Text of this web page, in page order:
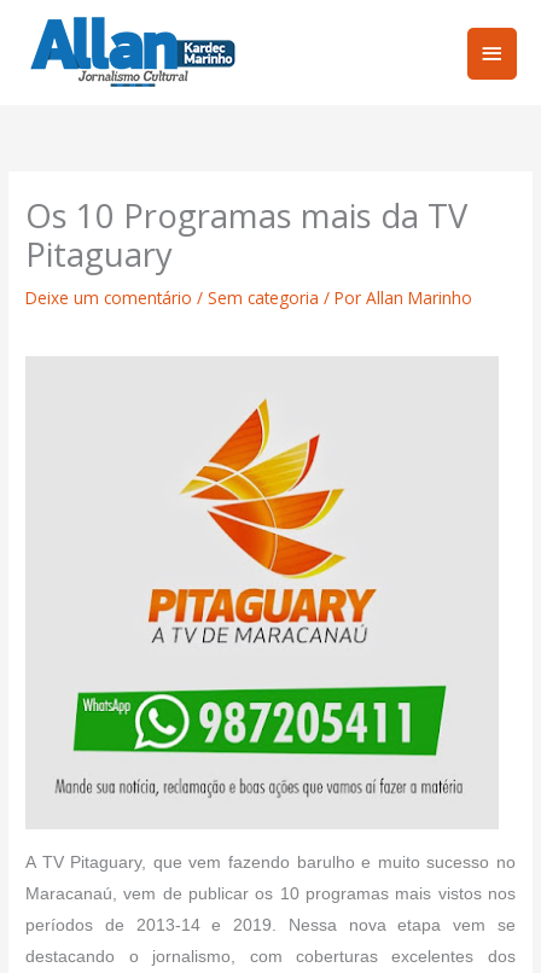
Os 10 Programas mais da TV
Pitaguary
Deixe um comentário /Sem categoria / PorAllan Marinho
A TV Pitaguary, que vem fazendo barulho e muito sucesso no
Maracanaú, vem de publicar os 10 programas mais vistos nos
períodos de 2013-14 e 2019. Nessa nova etapa vem se
destacando o jornalismo, com coberturas excelentes dos